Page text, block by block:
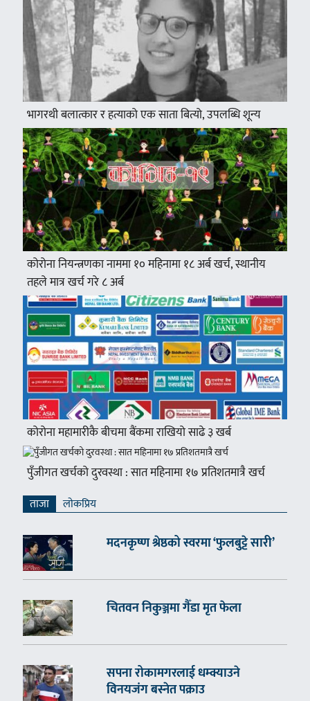
भागरथी बलात्कार र हत्याको एक साता बित्यो, उपलब्धि शून्य
कोरोना नियन्त्रणका नाममा १० महिनामा १८ अर्ब खर्च, स्थानीय
तहले मात्र खर्च गरे ८ अर्ब
कोरोना महामारीकै बीचमा बैंकमा राखियो साढे ३ खर्ब
पुँजीगत खर्चको दुरवस्था : सात महिनामा १७ प्रतिशतमात्रै खर्च
ताजा लाेकप्रिय
मदनकृष्ण श्रेष्ठको स्वरमा ‘फुलबुट्टे सारी’
चितवन निकुञ्जमा गैँडा मृत फेला
सपना रोकामगरलाई धम्क्याउने
विनयजंग बस्नेत पक्राउ